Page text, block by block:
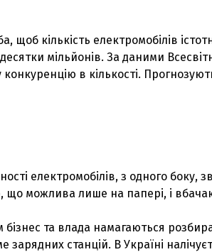
щоб кількість електромобілів
мільйонів. За даними
конкуренцію в кількості.
електромобілів, з одного
що можлива лише на папері, і
бізнес та влада намагаються
зарядних станцій. В Україні